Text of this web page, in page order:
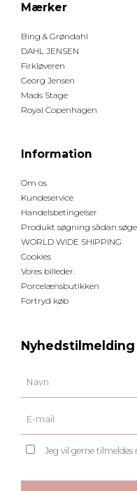
Mærker
Bing & Grøndahl
DAHL JENSEN
Firkløveren
Georg Jensen
Mads Stage
Royal Copenhagen
Information
Om os
Kundeservice
Handelsbetingelser
Produkt søgning sådan
WORLD WIDE SHIPPING
Cookies
Vores billeder.
Porcelænsbutikken
Fortryd køb
Nyhedstilmelding
Jeg vil gerne tilmeldes